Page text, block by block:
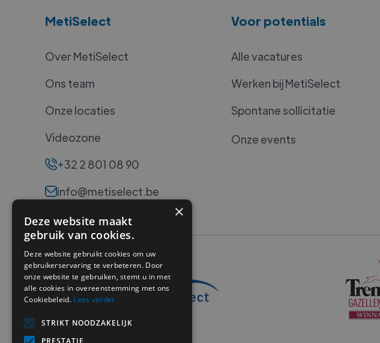
MetiSelect
Over MetiSelect
Ons team
Onze locaties
Videozone
+32 2 801 08 90
info@metiselect.be
Voor potentials
Alle vacatures
Werken bij MetiSelect
Spontane sollicitatie
Onze events
×
Deze website maakt
gebruik van cookies.
Deze website gebruikt cookies om uw
gebruikerservaring te verbeteren. Door
onze website te gebruiken, stemt u in met
alle cookies in overeenstemming met ons
Cookiebeleid. Lees verder
STRIKT NOODZAKELIJK
PRESTATIE